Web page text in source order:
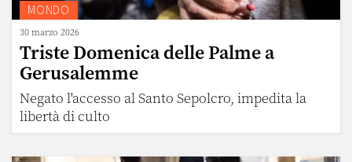
MONDO
30 marzo 2026
Triste Domenica delle Palme a
Gerusalemme
Negato l'accesso al Santo Sepolcro, impedita la
libertà di culto